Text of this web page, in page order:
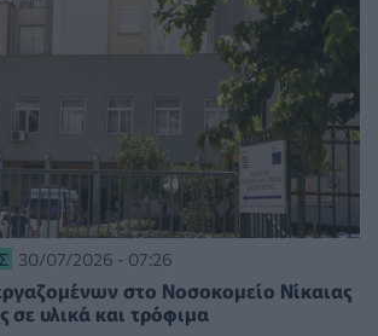
30/07/2026 - 07:26
στο Νοσοκομείο Νίκαιας
σε υλικά και τρόφιμα